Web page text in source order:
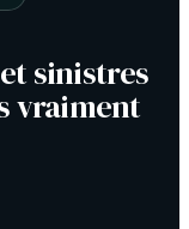
sinistres
vraiment